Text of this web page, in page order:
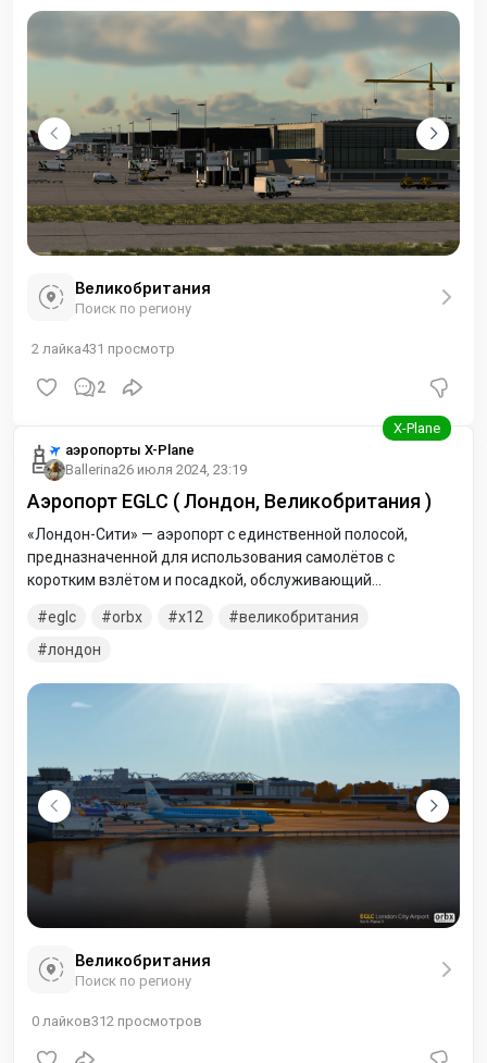
Великобритания
Поиск по региону
2 лайка431 просмотр
2
аэропорты X-Plane
Ballerina26 июля 2024, 23:19
Аэропорт EGLC ( Лондон, Великобритания )
«Лондон-Сити» — аэропорт с единственной полосой,
предназначенной для использования самолётов с
коротким взлётом и посадкой, обслуживающий
в районе Доклендс, Ньюэм в Восточном Лондоне, Англия, и
был построен компанией Mowlem в 1986—1987 годах.
eglc orbx x12
великобритания
лондон
Великобритания
Поиск по региону
0 лайков312 просмотров